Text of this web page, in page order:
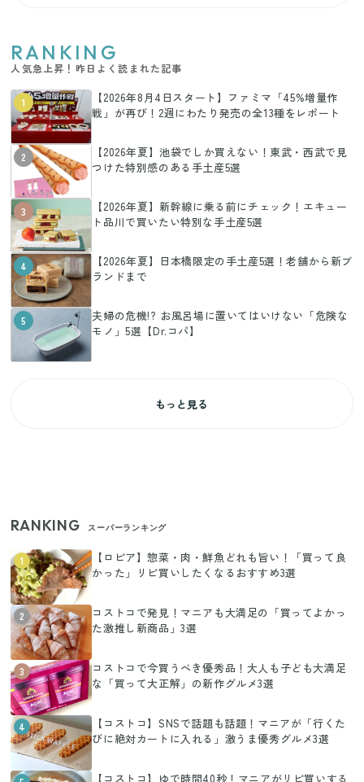
RANKING
人気急上昇！昨日よく読まれた記事
1
【2026年8月4日スタート】ファミマ「45%増量作
戦」が再び！2週にわたり発売の全13種をレポート
2
【2026年夏】池袋でしか買えない！東武・西武で見
つけた特別感のある手土産5選
3
【2026年夏】新幹線に乗る前にチェック！エキュー
ト品川で買いたい特別な手土産5選
4
【2026年夏】日本橋限定の手土産5選！老舗から新ブ
ランドまで
5
夫婦の危機!? お風呂場に置いてはいけない「危険な
モノ」5選【Dr.コパ】
もっと見る
RANKING スーパーランキング
1
【ロピア】惣菜・肉・鮮魚どれも旨い！「買って良
かった」リピ買いしたくなるおすすめ3選
2
コストコで発見！マニアも大満足の「買ってよかっ
た激推し新商品」3選
3
コストコで今買うべき優秀品！大人も子ども大満足
な「買って大正解」の新作グルメ3選
4
【コストコ】SNSで話題も話題！マニアが「行くた
びに絶対カートに入れる」激うま優秀グルメ3選
【コストコ】ゆで時間40秒！マニアがリピ買いする